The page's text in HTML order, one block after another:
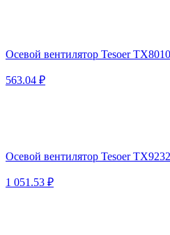
Осевой вентилятор Tesoer
563.04 ₽
Осевой вентилятор Tesoer
1 051.53 ₽